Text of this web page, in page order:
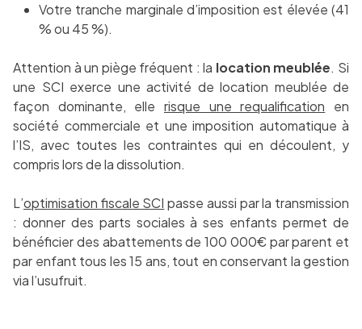
Votre tranche marginale d’imposition est élevée (41
% ou 45 %).
Attention à un piège fréquent : la location meublée. Si
une SCI exerce une activité de location meublée de
façon dominante, elle risque une requalification en
société commerciale et une imposition automatique à
l’IS, avec toutes les contraintes qui en découlent, y
compris lors de la dissolution.
L’optimisation fiscale SCI passe aussi par la transmission
: donner des parts sociales à ses enfants permet de
bénéficier des abattements de 100 000€ par parent et
par enfant tous les 15 ans, tout en conservant la gestion
via l’usufruit.